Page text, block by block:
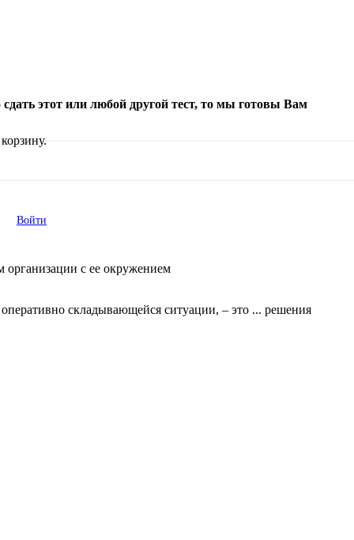
Войти
этот или любой другой тест, то мы готовы Вам
организации с ее окружением
складывающейся ситуации, – это ... решения